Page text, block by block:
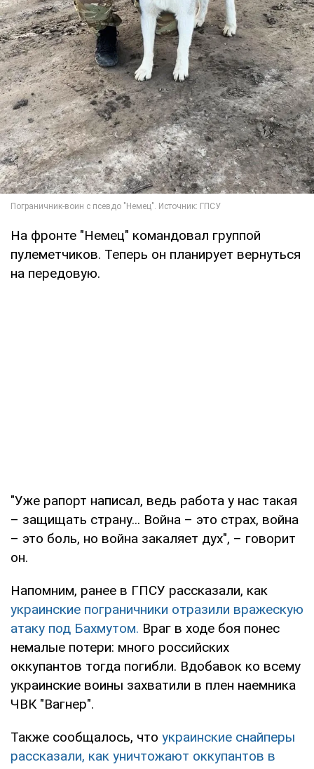
На фронте "Немец" командовал группой
пулеметчиков. Теперь он планирует вернуться
на передовую.
"Уже рапорт написал, ведь работа у нас такая
– защищать страну... Война – это страх, война
– это боль, но война закаляет дух", – говорит
он.
Напомним, ранее в ГПСУ рассказали, как
украинские пограничники отразили вражескую
атаку под Бахмутом. Враг в ходе боя понес
немалые потери: много российских
оккупантов тогда погибли. Вдобавок ко всему
украинские воины захватили в плен наемника
ЧВК "Вагнер".
Также сообщалось, что украинские снайперы
рассказали, как уничтожают оккупантов в